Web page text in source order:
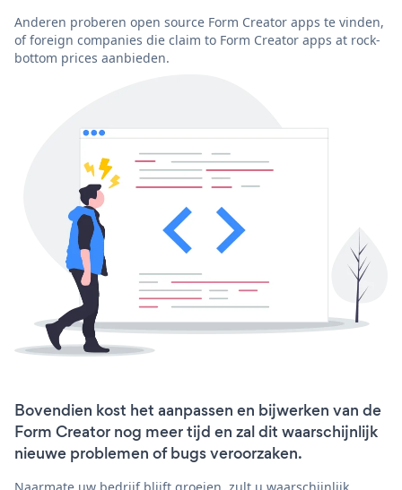
Anderen proberen open source Form Creator apps te vinden,
of foreign companies die claim to Form Creator apps at rock-
bottom prices aanbieden.
Bovendien kost het aanpassen en bijwerken van de
Form Creator nog meer tijd en zal dit waarschijnlijk
nieuwe problemen of bugs veroorzaken.